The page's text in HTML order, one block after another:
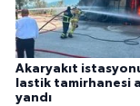
Akaryakıt
lastik tamirhanesi
yandı